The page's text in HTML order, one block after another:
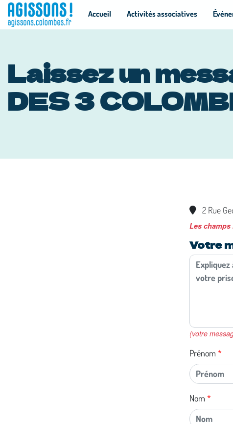
Accueil Activités associatives
Laissez un
DES 3
2 Rue
Les
Votre
(votre
Prénom
Nom
Panneau de gestion des cookies